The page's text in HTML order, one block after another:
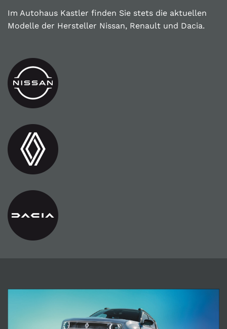
Im Autohaus Kastler finden Sie stets die aktuellen
Modelle der Hersteller Nissan, Renault und Dacia.